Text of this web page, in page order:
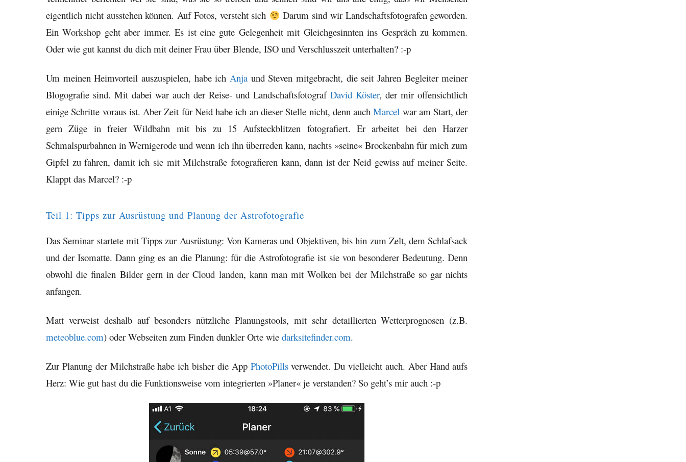
eigentlich nicht ausstehen können. Auf Fotos, versteht sich
Darum sind wir Landschaftsfotografen geworden.
Ein Workshop geht aber immer. Es ist eine gute Gelegenheit mit Gleichgesinnten ins Gespräch zu kommen.
Oder wie gut kannst du dich mit deiner Frau über Blende, ISO und Verschlusszeit unterhalten? :-p
Um meinen Heimvorteil auszuspielen, habe ichAnja und Steven mitgebracht, die seit Jahren Begleiter meiner
Blogografie sind. Mit dabei war auch der Reise- und LandschaftsfotografDavid Köster, der mir offensichtlich
einige Schritte voraus ist. Aber Zeit für Neid habe ich an dieser Stelle nicht, denn auchMarcel war am Start, der
gern Züge in freier Wildbahn mit bis zu 15 Aufsteckblitzen fotografiert. Er arbeitet bei den Harzer
Schmalspurbahnen in Wernigerode und wenn ich ihn überreden kann, nachts »seine« Brockenbahn für mich zum
Gipfel zu fahren, damit ich sie mit Milchstraße fotografieren kann, dann ist der Neid gewiss auf meiner Seite.
Klappt das Marcel? :-p
Teil 1: Tipps zur Ausrüstung und Planung der Astrofotografie
Das Seminar startete mit Tipps zur Ausrüstung: Von Kameras und Objektiven, bis hin zum Zelt, dem Schlafsack
und der Isomatte. Dann ging es an die Planung: für die Astrofotografie ist sie von besonderer Bedeutung. Denn
obwohl die finalen Bilder gern in der Cloud landen, kann man mit Wolken bei der Milchstraße so gar nichts
anfangen.
Matt verweist deshalb auf besonders nützliche Planungstools, mit sehr detaillierten Wetterprognosen (z.B.
meteoblue.com) oder Webseiten zum Finden dunkler Orte wie darksitefinder.com.
Zur Planung der Milchstraße habe ich bisher die App PhotoPillsverwendet. Du vielleicht auch. Aber Hand aufs
Herz: Wie gut hast du die Funktionsweise vom integrierten »Planer« je verstanden? So geht’s mir auch :-p